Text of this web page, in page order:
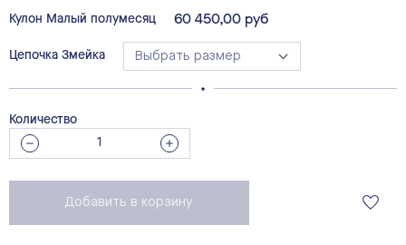
Настройка Кулон Малый полумесяц
Кулон Малый полумесяц 60 450,00 руб
Цепочка Змейка
Количество
Добавить в корзину